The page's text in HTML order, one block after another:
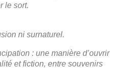
le sort.
ni surnaturel.
: une manière d’ouvrir
et fiction, entre souvenirs